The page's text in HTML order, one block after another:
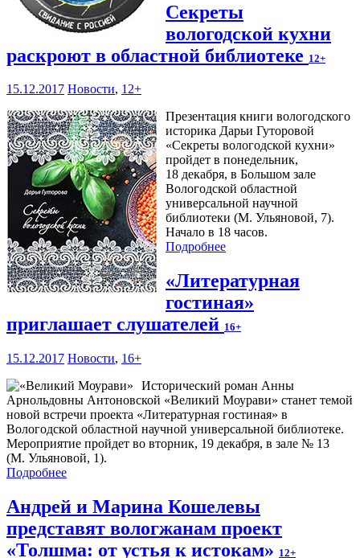
Секреты
вологодской кухни
раскроют в областной библиотеке 12+
15.12.2017 Новости, 12+
Презентация книги вологодского
историка Дарьи Гуторовой
«Секреты вологодской кухни»
пройдет в понедельник,
18 декабря, в Большом зале
Вологодской областной
универсальной научной
библиотеки (М. Ульяновой, 7).
Начало в 18 часов.
Подробнее
«Литературная
гостиная»
приглашает слушателей 16+
15.12.2017 Новости, 16+
Исторический роман Анны
Арнольдовны Антоновской «Великий Моурави» станет темой
новой встречи проекта «Литературная гостиная» в
Вологодской областной научной универсальной библиотеке.
Мероприятие пройдет во вторник, 19 декабря, в зале № 13
(М. Ульяновой, 1).
Подробнее
Андрей и Марина Кошелевы
представят вологжанам проект
«Толшма: от устья к истокам» 12+